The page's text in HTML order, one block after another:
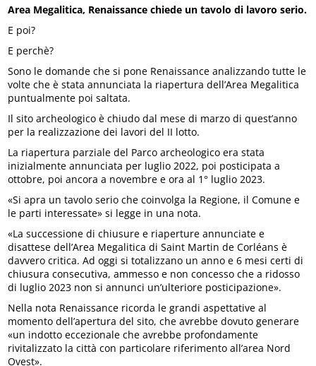
Area Megalitica, Renaissance chiede un tavolo di lavoro serio.
E poi?
E perchè?
Sono le domande che si pone Renaissance analizzando tutte le
volte che è stata annunciata la riapertura dell’Area Megalitica
puntualmente poi saltata.
Il sito archeologico è chiudo dal mese di marzo di quest’anno
per la realizzazione dei lavori del II lotto.
La riapertura parziale del Parco archeologico era stata
inizialmente annunciata per luglio 2022, poi posticipata a
ottobre, poi ancora a novembre e ora al 1° luglio 2023.
«Si apra un tavolo serio che coinvolga la Regione, il Comune e
le parti interessate» si legge in una nota.
«La successione di chiusure e riaperture annunciate e
disattese dell’Area Megalitica di Saint Martin de Corléans è
davvero critica. Ad oggi si totalizzano un anno e 6 mesi certi di
chiusura consecutiva, ammesso e non concesso che a ridosso
di luglio 2023 non si annunci un’ulteriore posticipazione».
Nella nota Renaissance ricorda le grandi aspettative al
momento dell’apertura del sito, che avrebbe dovuto generare
«un indotto eccezionale che avrebbe profondamente
rivitalizzato la città con particolare riferimento all’area Nord
Ovest».